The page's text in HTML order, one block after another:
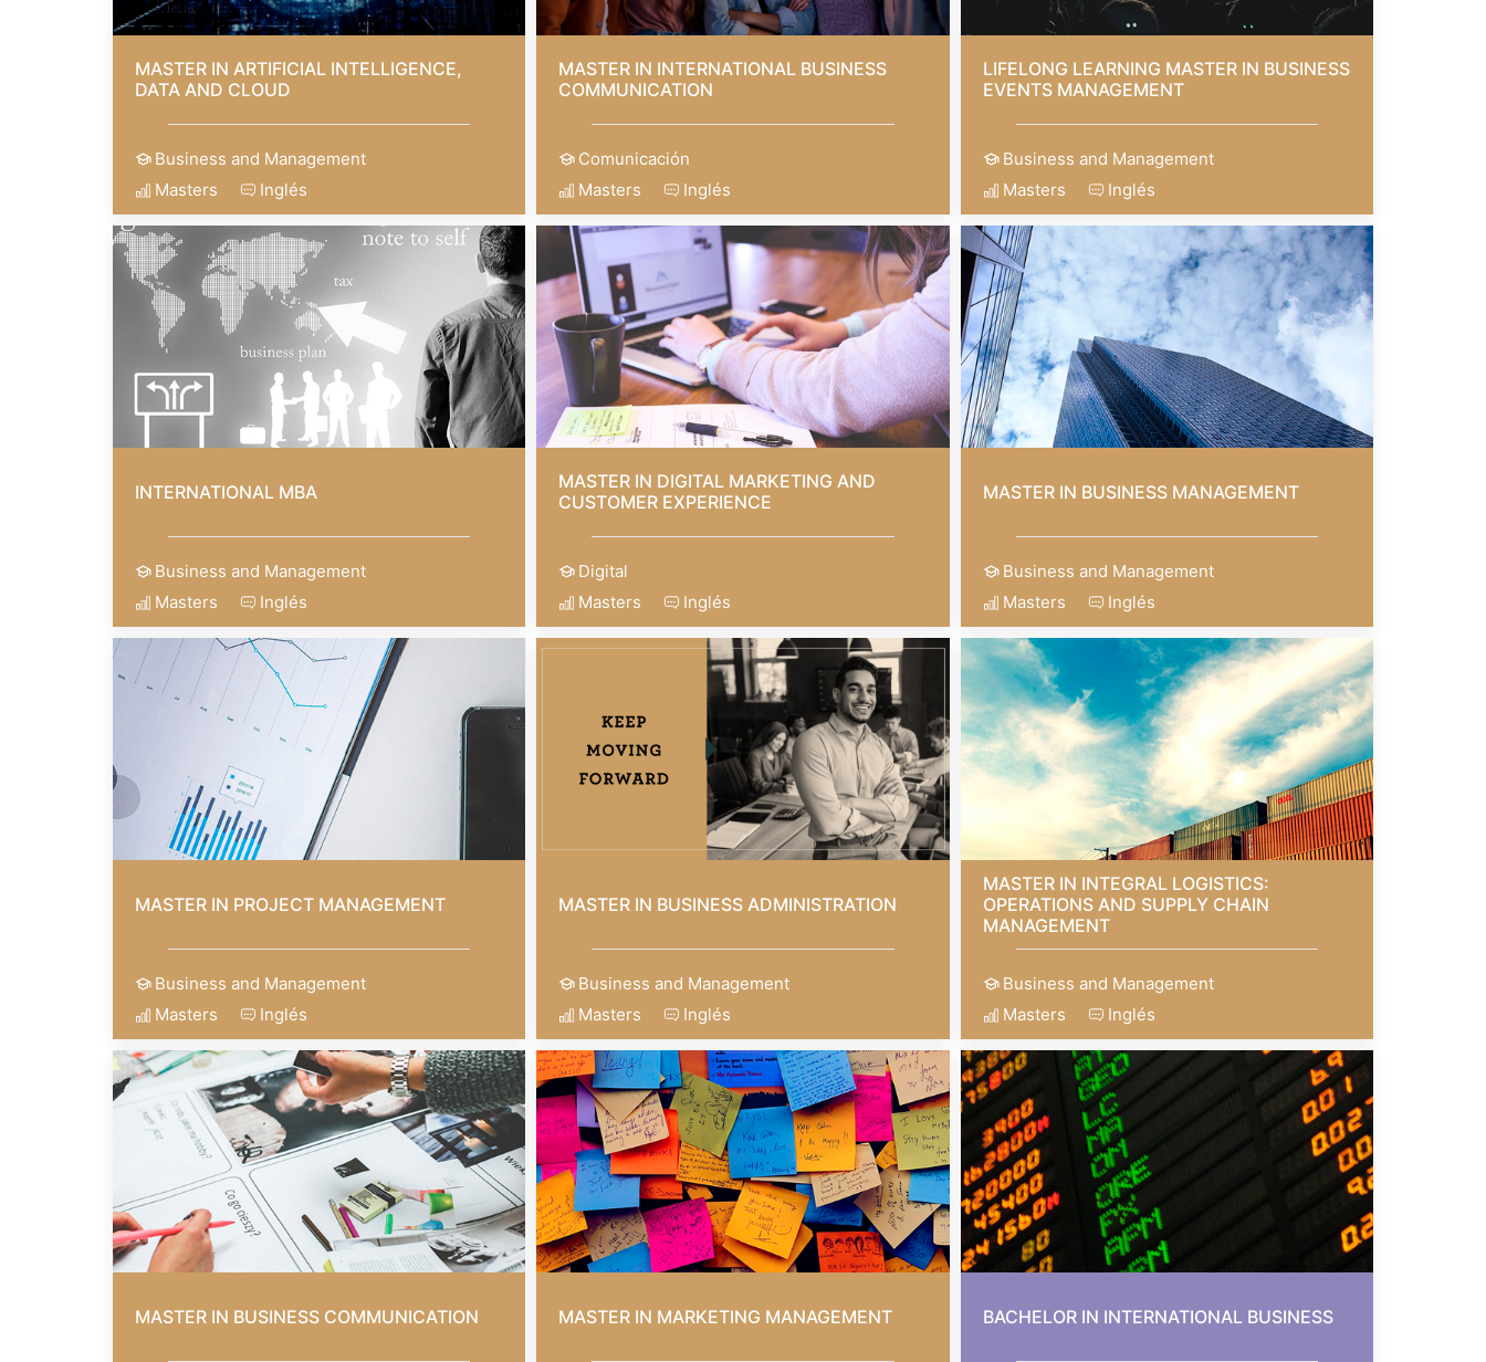
MASTER IN ARTIFICIAL INTELLIGENCE,
DATA AND CLOUD
Business and Management
Masters
Inglés
MASTER IN INTERNATIONAL BUSINESS
COMMUNICATION
Comunicación
Masters
Inglés
LIFELONG LEARNING MASTER IN BUSINESS
EVENTS MANAGEMENT
Business and Management
Masters
Inglés
INTERNATIONAL MBA
Business and Management
Masters
Inglés
MASTER IN DIGITAL MARKETING AND
CUSTOMER EXPERIENCE
Digital
Masters
Inglés
MASTER IN BUSINESS MANAGEMENT
Business and Management
Masters
Inglés
MASTER IN PROJECT MANAGEMENT
Business and Management
Masters
Inglés
MASTER IN BUSINESS ADMINISTRATION
Business and Management
Masters
Inglés
MASTER IN INTEGRAL LOGISTICS:
OPERATIONS AND SUPPLY CHAIN
MANAGEMENT
Business and Management
Masters
Inglés
MASTER IN BUSINESS COMMUNICATION MASTER IN MARKETING MANAGEMENT BACHELOR IN INTERNATIONAL BUSINESS